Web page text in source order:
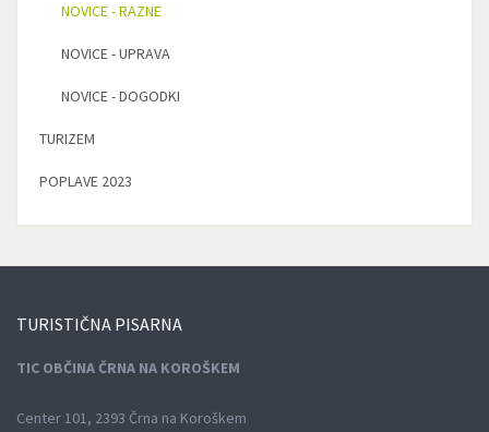
NOVICE - RAZNE
NOVICE - UPRAVA
NOVICE - DOGODKI
TURIZEM
POPLAVE 2023
TURISTIČNA PISARNA
TIC OBČINA ČRNA NA KOROŠKEM
Center 101, 2393 Črna na Koroškem